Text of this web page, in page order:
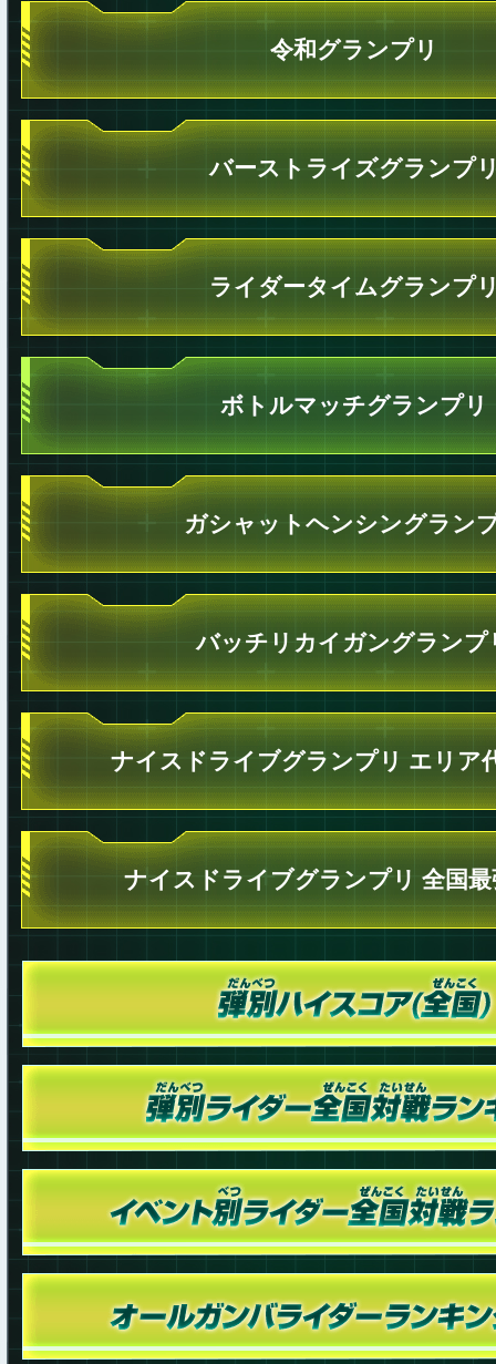
令和グランプリ
バーストライズグランプ
ライダータイムグランプ
ボトルマッチグランプリ
ガシャットヘンシングラン
バッチリカイガングランプ
ナイスドライブグランプリ エリア
ナイスドライブグランプリ 全国